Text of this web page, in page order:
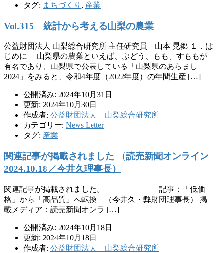
タグ: まちづくり , 産業
Vol.315 統計から考える山梨の農業
公益財団法人 山梨総合研究所 主任研究員 山本 晃郷 １．は
じめに 山梨県の農業といえば、ぶどう、もも、すももが
有名であり、山梨県で公表している「山梨県のあらまし
2024」をみると、令和4年度（2022年度）の年間生産 […]
公開済み: 2024年10月31日
更新: 2024年10月30日
作成者: 公益財団法人 山梨総合研究所
カテゴリー: News Letter
タグ: 産業
関連記事が掲載されました （読売新聞オンライン
2024.10.18／今井久理事長）
関連記事が掲載されました。 ——————– 記事：「低価
格」から「高品質」へ転換 （今井久・弊財団理事長） 掲
載メディア：読売新聞オンラ […]
公開済み: 2024年10月18日
更新: 2024年10月18日
作成者: 公益財団法人 山梨総合研究所